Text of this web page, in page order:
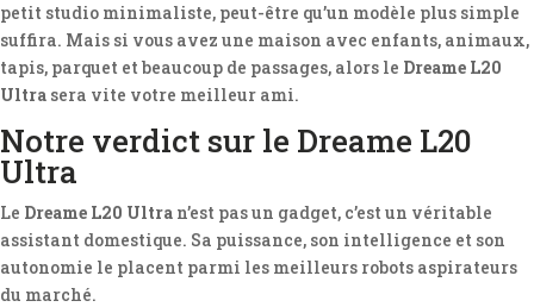
petit studio minimaliste, peut-être qu’un modèle plus simple
suffira. Mais si vous avez une maison avec enfants, animaux,
tapis, parquet et beaucoup de passages, alors le Dreame L20
Ultra sera vite votre meilleur ami.
Notre verdict sur le Dreame L20
Ultra
Le Dreame L20 Ultra n’est pas un gadget, c’est un véritable
assistant domestique. Sa puissance, son intelligence et son
autonomie le placent parmi les meilleurs robots aspirateurs
du marché.